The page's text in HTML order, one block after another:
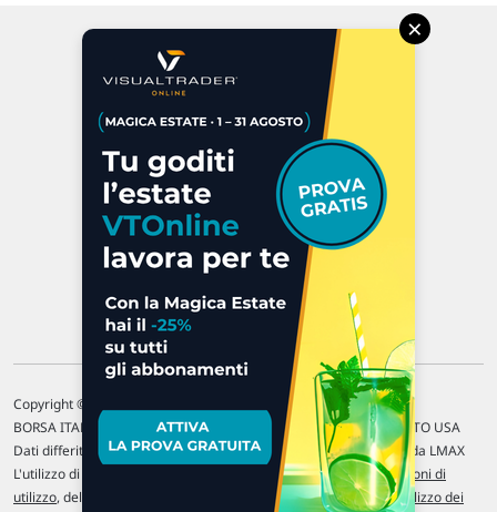
Via Macanno, 38/A
P.IVA 02 452 460 401
Chi siamo
Commenti e segnalazioni
Contattaci
Copyright © 1996-2026 Traderlink Italia s.r.l.
BORSA ITALIANA Quotazioni di borsa differite di 15 min. / MERCATO USA
Dati differiti di 15 min. (fonte Intrinio) / FOREX Quotazioni fornite da LMAX
L'utilizzo di questo sito implica l'accettazione delle nostreCondizioni di
utilizzo, del Politiche sulla privacye dell'Utilizzo dei
×